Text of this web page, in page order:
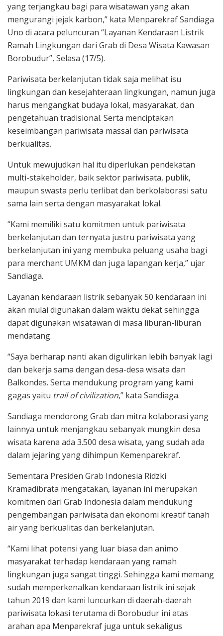
yang terjangkau bagi para wisatawan yang akan
mengurangi jejak karbon,” kata Menparekraf Sandiaga
Uno di acara peluncuran “Layanan Kendaraan Listrik
Ramah Lingkungan dari Grab di Desa Wisata Kawasan
Borobudur”, Selasa (17/5).
Pariwisata berkelanjutan tidak saja melihat isu
lingkungan dan kesejahteraan lingkungan, namun juga
harus mengangkat budaya lokal, masyarakat, dan
pengetahuan tradisional. Serta menciptakan
keseimbangan pariwisata massal dan pariwisata
berkualitas.
Untuk mewujudkan hal itu diperlukan pendekatan
multi-stakeholder, baik sektor pariwisata, publik,
maupun swasta perlu terlibat dan berkolaborasi satu
sama lain serta dengan masyarakat lokal.
“Kami memiliki satu komitmen untuk pariwisata
berkelanjutan dan ternyata justru pariwisata yang
berkelanjutan ini yang membuka peluang usaha bagi
para merchant UMKM dan juga lapangan kerja,” ujar
Sandiaga.
Layanan kendaraan listrik sebanyak 50 kendaraan ini
akan mulai digunakan dalam waktu dekat sehingga
dapat digunakan wisatawan di masa liburan-liburan
mendatang.
“Saya berharap nanti akan digulirkan lebih banyak lagi
dan bekerja sama dengan desa-desa wisata dan
Balkondes. Serta mendukung program yang kami
gagas yaitu trail of civilization,” kata Sandiaga.
Sandiaga mendorong Grab dan mitra kolaborasi yang
lainnya untuk menjangkau sebanyak mungkin desa
wisata karena ada 3.500 desa wisata, yang sudah ada
dalam jejaring yang dihimpun Kemenparekraf.
Sementara Presiden Grab Indonesia Ridzki
Kramadibrata mengatakan, layanan ini merupakan
komitmen dari Grab Indonesia dalam mendukung
pengembangan pariwisata dan ekonomi kreatif tanah
air yang berkualitas dan berkelanjutan.
“Kami lihat potensi yang luar biasa dan animo
masyarakat terhadap kendaraan yang ramah
lingkungan juga sangat tinggi. Sehingga kami memang
sudah memperkenalkan kendaraan listrik ini sejak
tahun 2019 dan kami luncurkan di daerah-daerah
pariwisata lokasi terutama di Borobudur ini atas
arahan apa Menparekraf juga untuk sekaligus